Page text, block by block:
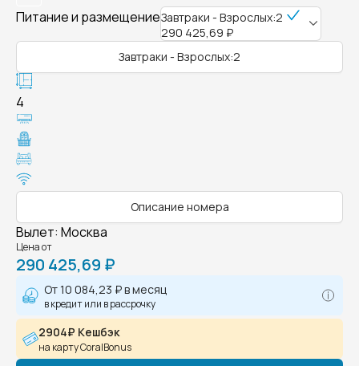
Питание и размещениеЗавтраки - Взрослых:2
290 425,69 ₽
Завтраки - Взрослых:2
4
Описание номера
Вылет: Москва
Цена от
290 425,69 ₽
От10 084,23 ₽в месяц
в кредит или в рассрочку
2904₽ Кешбэк
на карту CoralBonus